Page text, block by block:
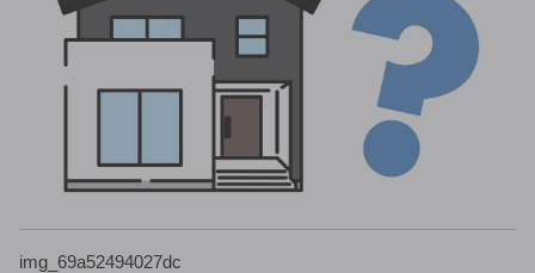
img_69a52494027dc